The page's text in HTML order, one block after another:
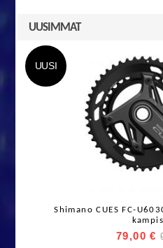
UUSIMMAT
UUSI
Shimano CUES FC-
79,00 €